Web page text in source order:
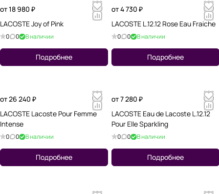
от 18 980 ₽
LACOSTE Joy of Pink
0 0 В наличии
Подробнее
от 4 730 ₽
LACOSTE L.12.12 Rose Eau Fraiche
0 0 В наличии
Подробнее
от 26 240 ₽
LACOSTE Lacoste Pour Femme
Intense
0 0 В наличии
Подробнее
от 7 280 ₽
LACOSTE Eau de Lacoste L.12.12
Pour Elle Sparkling
0 0 В наличии
Подробнее